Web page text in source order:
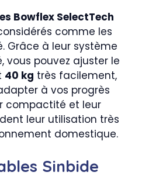
Bowflex SelectTech
comme les
Grâce à leur système
vous pouvez ajuster le
40 kg très facilement,
à vos progrès
compactité et leur
leur utilisation très
domestique.
Sinbide